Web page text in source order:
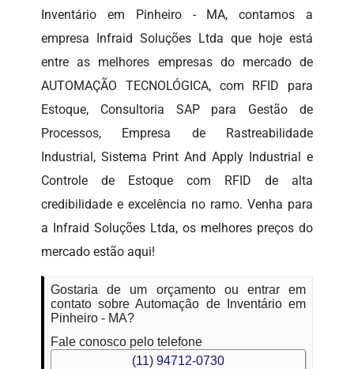
Inventário em Pinheiro - MA, contamos a
empresa Infraid Soluções Ltda que hoje está
entre as melhores empresas do mercado de
AUTOMAÇÃO TECNOLÓGICA, com RFID para
Estoque, Consultoria SAP para Gestão de
Processos, Empresa de Rastreabilidade
Industrial, Sistema Print And Apply Industrial e
Controle de Estoque com RFID de alta
credibilidade e excelência no ramo. Venha para
a Infraid Soluções Ltda, os melhores preços do
mercado estão aqui!
Gostaria de um orçamento ou entrar em
contato sobre Automação de Inventário em
Pinheiro - MA?
Fale conosco pelo telefone
(11) 94712-0730